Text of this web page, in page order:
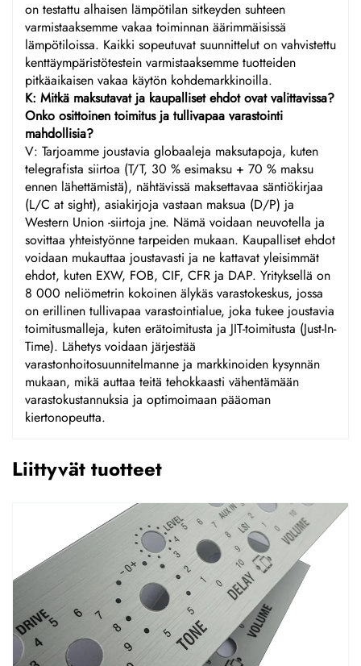
on testattu alhaisen lämpötilan sitkeyden suhteen
varmistaaksemme vakaa toiminnan äärimmäisissä
lämpötiloissa. Kaikki sopeutuvat suunnittelut on vahvistettu
kenttäympäristötestein varmistaaksemme tuotteiden
pitkäaikaisen vakaa käytön kohdemarkkinoilla.
K: Mitkä maksutavat ja kaupalliset ehdot ovat valittavissa?
Onko osittoinen toimitus ja tullivapaa varastointi
mahdollisia?
V: Tarjoamme joustavia globaaleja maksutapoja, kuten
telegrafista siirtoa (T/T, 30 % esimaksu + 70 % maksu
ennen lähettämistä), nähtävissä maksettavaa säntiökirjaa
(L/C at sight), asiakirjoja vastaan maksua (D/P) ja
Western Union -siirtoja jne. Nämä voidaan neuvotella ja
sovittaa yhteistyönne tarpeiden mukaan. Kaupalliset ehdot
voidaan mukauttaa joustavasti ja ne kattavat yleisimmät
ehdot, kuten EXW, FOB, CIF, CFR ja DAP. Yrityksellä on
8 000 neliömetrin kokoinen älykäs varastokeskus, jossa
on erillinen tullivapaa varastointialue, joka tukee joustavia
toimitusmalleja, kuten erätoimitusta ja JIT-toimitusta (Just-In-
Time). Lähetys voidaan järjestää
varastonhoitosuunnitelmanne ja markkinoiden kysynnän
mukaan, mikä auttaa teitä tehokkaasti vähentämään
varastokustannuksia ja optimoimaan pääoman
kiertonopeutta.
Liittyvät tuotteet